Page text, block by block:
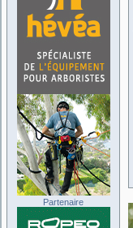
Partenaire